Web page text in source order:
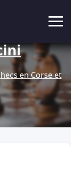
en Corse et